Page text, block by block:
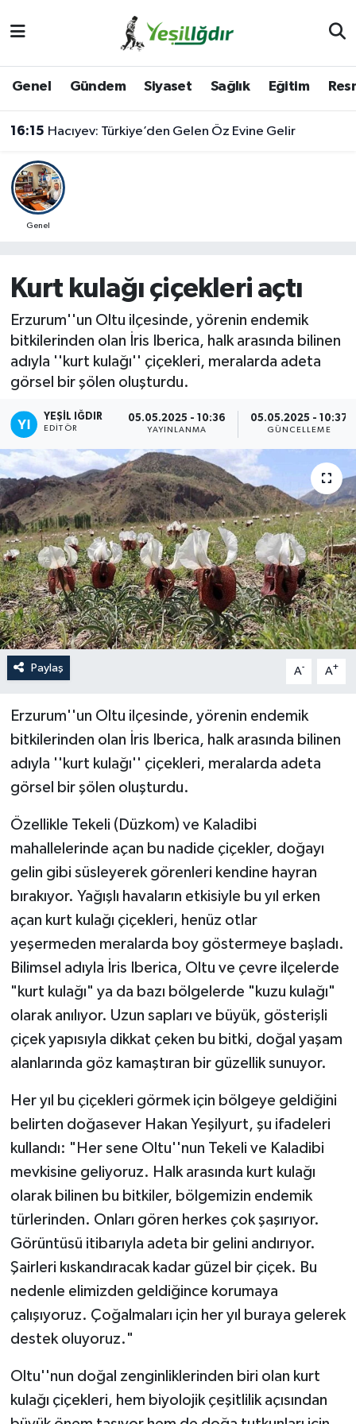
Genel Gündem Siyaset Sağlık Eğitim
16:15 Hacıyev: Türkiye’den Gelen Öz Evine Gelir
Genel
Kurt kulağı çiçekleri açtı
Erzurum''un Oltu ilçesinde, yörenin endemik
bitkilerinden olan İris Iberica, halk arasında bilinen
adıyla ''kurt kulağı'' çiçekleri, meralarda adeta
görsel bir şölen oluşturdu.
YEŞIL IĞDIR
EDITÖR
05.05.2025 - 10:36
YAYINLANMA
05.05.2025 - 10:37
GÜNCELLEME
Paylaş A- A+
Erzurum''un Oltu ilçesinde, yörenin endemik
bitkilerinden olan İris Iberica, halk arasında bilinen
adıyla ''kurt kulağı'' çiçekleri, meralarda adeta
görsel bir şölen oluşturdu.
Özellikle Tekeli (Düzkom) ve Kaladibi
mahallelerinde açan bu nadide çiçekler, doğayı
gelin gibi süsleyerek görenleri kendine hayran
bırakıyor. Yağışlı havaların etkisiyle bu yıl erken
açan kurt kulağı çiçekleri, henüz otlar
yeşermeden meralarda boy göstermeye başladı.
Bilimsel adıyla İris Iberica, Oltu ve çevre ilçelerde
"kurt kulağı" ya da bazı bölgelerde "kuzu kulağı"
olarak anılıyor. Uzun sapları ve büyük, gösterişli
çiçek yapısıyla dikkat çeken bu bitki, doğal yaşam
alanlarında göz kamaştıran bir güzellik sunuyor.
Her yıl bu çiçekleri görmek için bölgeye geldiğini
belirten doğasever Hakan Yeşilyurt, şu ifadeleri
kullandı: "Her sene Oltu''nun Tekeli ve Kaladibi
mevkisine geliyoruz. Halk arasında kurt kulağı
olarak bilinen bu bitkiler, bölgemizin endemik
türlerinden. Onları gören herkes çok şaşırıyor.
Görüntüsü itibarıyla adeta bir gelini andırıyor.
Şairleri kıskandıracak kadar güzel bir çiçek. Bu
nedenle elimizden geldiğince korumaya
çalışıyoruz. Çoğalmaları için her yıl buraya gelerek
destek oluyoruz."
Oltu''nun doğal zenginliklerinden biri olan kurt
kulağı çiçekleri, hem biyolojik çeşitlilik açısından
İğdir Namaz Vakitleri
Iğdır Trafik Yoğunluk Haritası
Süper Lig Puan Durumu ve Fikstür
Son Dakika Haberleri
Haber Arşivi